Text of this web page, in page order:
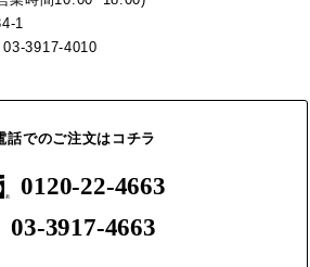
1
3917-4010
話でのご注文はコチラ
0120-22-4663
03-3917-4663